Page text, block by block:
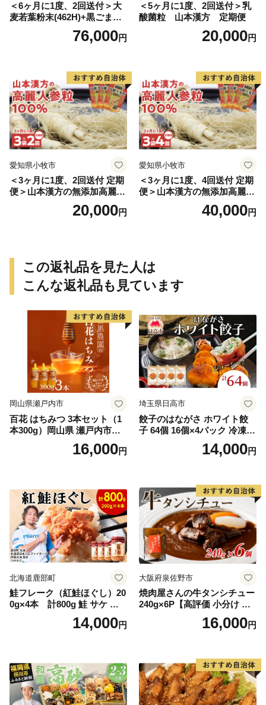
＜6ヶ月に1度、2回送付＞大
麦若葉粉末(462H)+黒ごま黒
豆きな粉+ 糖流茶 山本漢
76,000円
＜5ヶ月に1度、2回送付＞乳
酸菌粒 山本漢方 定期便
20,000円
愛知県小牧市
＜3ヶ月に1度、2回送付 定期
便＞山本漢方の無添加高麗人
20,000円
愛知県小牧市
＜3ヶ月に1度、4回送付 定期
便＞山本漢方の無添加高麗人
40,000円
この返礼品を見た人は
こんな返礼品も見ています
岡山県瀬戸内市
百花 はちみつ 3本セット（1
本300g）岡山県 瀬戸内市産
石黒農園 ヨーグルト パン 砂
糖の代わり 香り高い いい香
16,000円
埼玉県日高市
餃子のはながさ ホワイト餃
子 64個 16個×4パック 冷凍
中華 点心 B級グルメ ご当地
野菜 おつまみ おかず 簡単調
ー ギフト お取り寄せ 日高市
14,000円
北海道鹿部町
鮭フレーク（紅鮭ほぐし）20
0g×4本 計800g 鮭 サケ 鮭
ほぐし サケフレーク シャケ
フレーク 鮭フレーク14,000円
大阪府泉佐野市
焼肉屋さんの牛タンシチュー
240g×6P【高評価 小分け 惣
菜 牛たん 一人暮らし 冷凍】
16,000円